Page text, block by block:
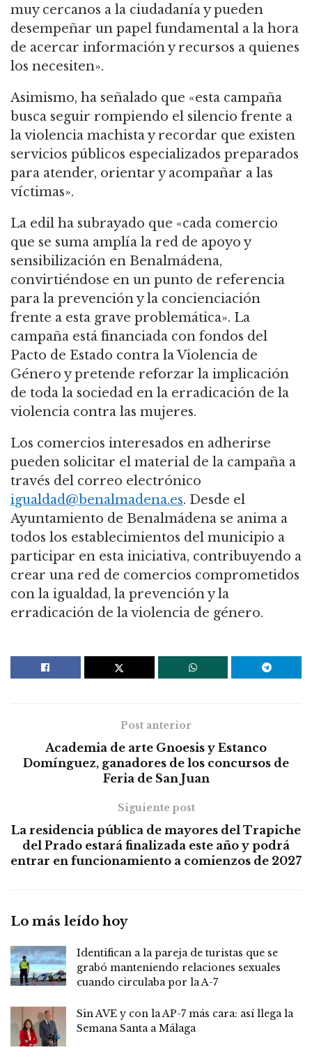
muy cercanos a la ciudadanía y pueden
desempeñar un papel fundamental a la hora
de acercar información y recursos a quienes
los necesiten».
Asimismo, ha señalado que «esta campaña
busca seguir rompiendo el silencio frente a
la violencia machista y recordar que existen
servicios públicos especializados preparados
para atender, orientar y acompañar a las
víctimas».
La edil ha subrayado que «cada comercio
que se suma amplía la red de apoyo y
sensibilización en Benalmádena,
convirtiéndose en un punto de referencia
para la prevención y la concienciación
frente a esta grave problemática». La
campaña está financiada con fondos del
Pacto de Estado contra la Violencia de
Género y pretende reforzar la implicación
de toda la sociedad en la erradicación de la
violencia contra las mujeres.
Los comercios interesados en adherirse
pueden solicitar el material de la campaña a
través del correo electrónico
igualdad@benalmadena.es. Desde el
Ayuntamiento de Benalmádena se anima a
todos los establecimientos del municipio a
participar en esta iniciativa, contribuyendo a
crear una red de comercios comprometidos
con la igualdad, la prevención y la
erradicación de la violencia de género.
Post anterior
Academia de arte Gnoesis y Estanco
Domínguez, ganadores de los concursos de
Feria de San Juan
Siguiente post
La residencia pública de mayores del Trapiche
del Prado estará finalizada este año y podrá
entrar en funcionamiento a comienzos de 2027
Lo más leído hoy
Identifican a la pareja de turistas que se
grabó manteniendo relaciones sexuales
cuando circulaba por la A-7
Sin AVE y con la AP-7 más cara: así llega la
Semana Santa a Málaga